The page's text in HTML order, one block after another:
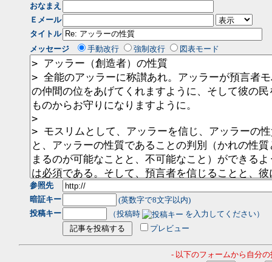
おなまえ
Ｅメール
タイトル
メッセージ
手動改行 強制改行 図表モード
参照先
暗証キー
(英数字で8文字以内)
投稿キー
（投稿時
を入力してください）
プレビュー
- 以下のフォームから自分